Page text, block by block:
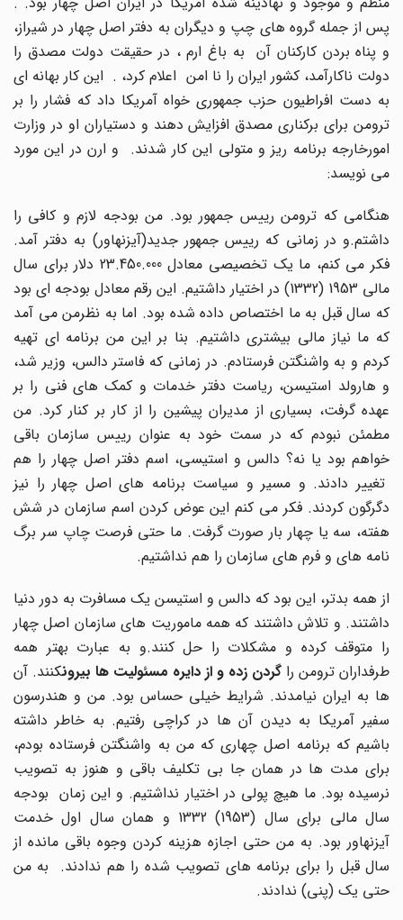
پس از جمله گروه های چپ و دیگران به دفتر اصل چهار در شیراز،
و پناه بردن کارکنان آن به باغ ارم ، در حقیقت دولت مصدق را
دولت ناکارآمد، کشور ایران را نا امن اعلام کرد، . این کار بهانه ای
به دست افراطیون حزب جمهوری خواه آمریکا داد که فشار را بر
ترومن برای برکناری مصدق افزایش دهند و دستیاران او در وزارت
امورخارجه برنامه ریز و متولی این کار شدند. و ارن در این مورد
می نویسد:
هنگامی که ترومن رییس جمهور بود. من بودجه لازم و کافی را
داشتم.و در زمانی که رییس جمهور جدید(آیزنهاور) به دفتر آمد.
فکر می کنم، ما یک تخصیصی معادل 23.450.000 دلار برای سال
مالی 1953 (1332) در اختیار داشتیم. این رقم معادل بودجه ای بود
که سال قبل به ما اختصاص داده شده بود. اما به نظرمن می آمد
که ما نیاز مالی بیشتری داشتیم. بنا بر این من برنامه ای تهیه
کردم و به واشنگتن فرستادم. در زمانی که فاستر دالس، وزیر شد،
و هارولد استیسن، ریاست دفتر خدمات و کمک های فنی را بر
عهده گرفت، بسیاری از مدیران پیشین را از کار بر کنار کرد. من
مطمئن نبودم که در سمت خود به عنوان رییس سازمان باقی
خواهم بود یا نه؟ دالس و استیسی، اسم دفتر اصل چهار را هم
تغییر دادند. و مسیر و سیاست برنامه های اصل چهار را نیز
دگرگون کردند. فکر می کنم این عوض کردن اسم سازمان در شش
هفته، سه یا چهار بار صورت گرفت. ما حتی فرصت چاپ سر برگ
نامه های و فرم های سازمان را هم نداشتیم.
از همه بدتر، این بود که دالس و استیسن یک مسافرت به دور دنیا
داشتند. و تلاش داشتند که همه ماموریت های سازمان اصل چهار
را متوقف کرده و مشکلات را حل کنند.و به عبارت بهتر همه
طرفداران ترومن را گردن زده و از دایره مسئولیت ها بیرونکنند. آن
ها به ایران نیامدند. شرایط خیلی حساس بود. من و هندرسون
سفیر آمریکا به دیدن آن ها در کراچی رفتیم. به خاطر داشته
باشیم که برنامه اصل چهاری که من به واشنگتن فرستاده بودم،
برای مدت ها در همان جا بی تکلیف باقی و هنوز به تصویب
نرسیده بود. ما هیچ پولی در اختیار نداشتیم. و این زمان بودجه
سال مالی برای سال (1953) 1332 و همان سال اول خدمت
آیزنهاور بود. به من حتی اجازه هزینه کردن وجوه باقی مانده از
سال قبل را برای برنامه های تصویب شده را هم ندادند. به من
حتی یک (پنی) ندادند.